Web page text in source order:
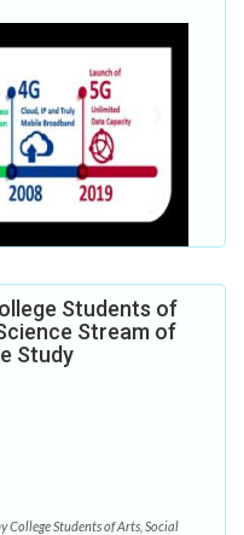
Students of
Stream of
Study
College Students of Arts, Social